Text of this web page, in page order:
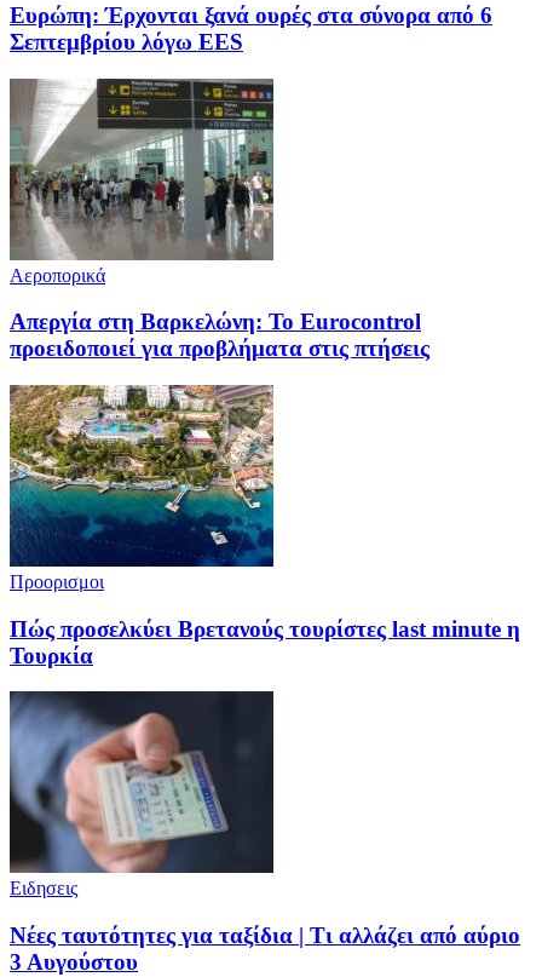
Ευρώπη: Έρχονται ξανά ουρές στα σύνορα από 6
Σεπτεμβρίου λόγω EES
Αεροπορικά
Απεργία στη Βαρκελώνη: To Eurocontrol
προειδοποιεί για προβλήματα στις πτήσεις
Προορισμοι
Πώς προσελκύει Βρετανούς τουρίστες last minute η
Τουρκία
Ειδησεις
Νέες ταυτότητες για ταξίδια | Τι αλλάζει από αύριο
3 Αυγούστου